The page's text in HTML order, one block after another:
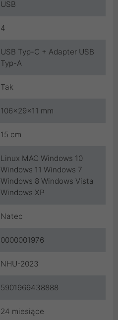
USB
4
USB Typ-C + Adapter USB
Typ-A
Tak
106x29x11 mm
15 cm
Linux MAC Windows 10
Windows 11 Windows 7
Windows 8 Windows Vista
Windows XP
Natec
0000001976
NHU-2023
5901969438888
24 miesiące